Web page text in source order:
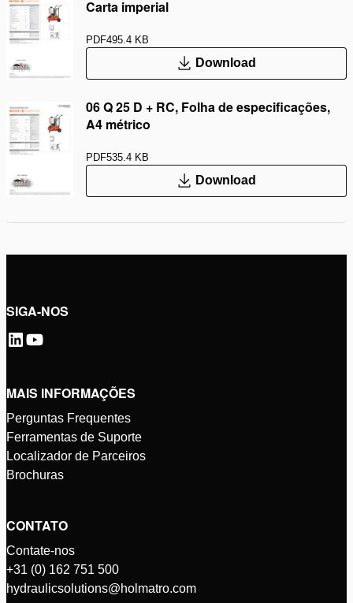
Carta imperial
PDF495.4 KB
Download
06 Q 25 D + RC, Folha de especificações,
A4 métrico
PDF535.4 KB
Download
SIGA-NOS
MAIS INFORMAÇÕES
Perguntas Frequentes
Ferramentas de Suporte
Localizador de Parceiros
Brochuras
CONTATO
Contate-nos
+31 (0) 162 751 500
hydraulicsolutions@holmatro.com